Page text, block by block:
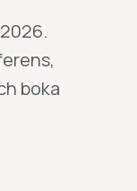
boka